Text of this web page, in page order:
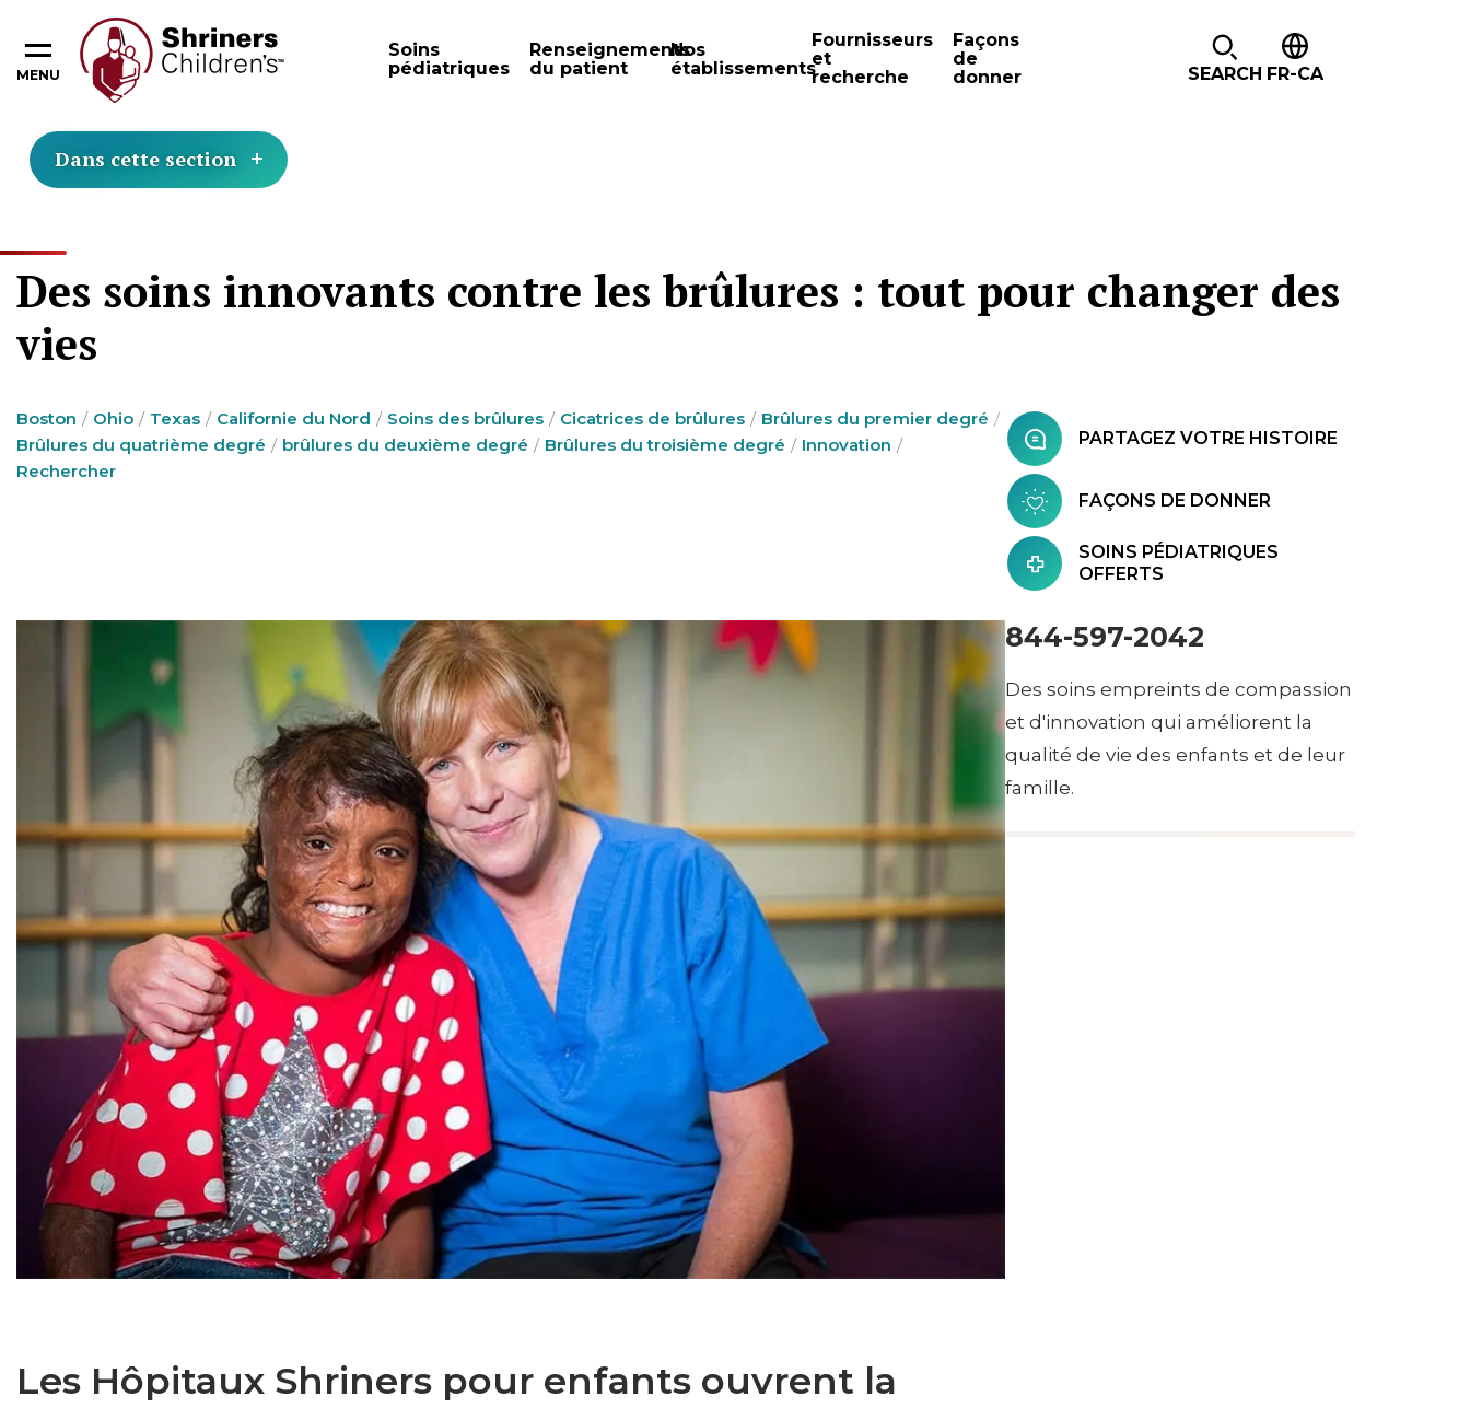
MENU
Soins
pédiatriques
Renseignements
du patient
Nos
établissements
Fournisseurs
et
recherche
Façons
de
donner
SEARCH FR-CA
Dans cette section
Des soins innovants contre les brûlures : tout pour changer des
vies
Boston Ohio Texas Californie du Nord Soins des brûlures Cicatrices de brûlures
Brûlures du premier degré
Brûlures du quatrième degré
brûlures du deuxième degré Brûlures du troisième degré
Innovation
Rechercher
Les Hôpitaux Shriners pour enfants ouvrent la
PARTAGEZ VOTRE HISTOIRE
FAÇONS DE DONNER
SOINS PÉDIATRIQUES
OFFERTS
844-597-2042
Des soins empreints de compassion
et d'innovation qui améliorent la
qualité de vie des enfants et de leur
famille.